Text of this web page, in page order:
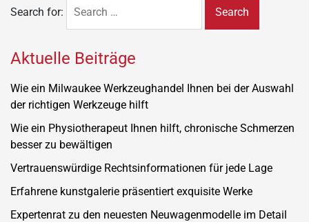
Search for:
Aktuelle Beiträge
Wie ein Milwaukee Werkzeughandel Ihnen bei der Auswahl
der richtigen Werkzeuge hilft
Wie ein Physiotherapeut Ihnen hilft, chronische Schmerzen
besser zu bewältigen
Vertrauenswürdige Rechtsinformationen für jede Lage
Erfahrene kunstgalerie präsentiert exquisite Werke
Expertenrat zu den neuesten Neuwagenmodelle im Detail